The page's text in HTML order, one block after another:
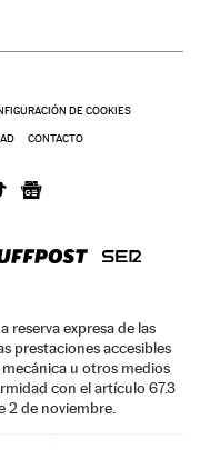
DE COOKIES
CONTACTO
reserva expresa de las
prestaciones accesibles
u otros medios
con el artículo 67.3
2 de noviembre.